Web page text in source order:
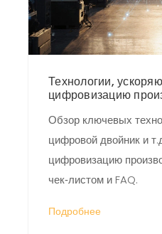
Технологии,
цифровизацию
Обзор ключевых
цифровой двойник и
цифровизацию
чек‑листом и FAQ.
Подробнее